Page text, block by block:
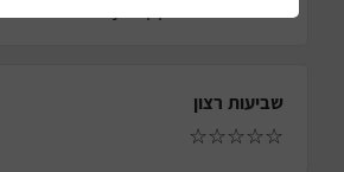
שביעות רצון
☆
☆
☆
☆
☆